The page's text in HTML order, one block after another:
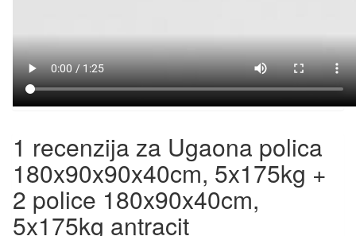
1 recenzija za Ugaona polica
180x90x90x40cm, 5x175kg +
2 police 180x90x40cm,
5x175kg antracit